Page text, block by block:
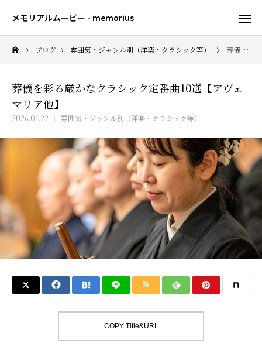
メモリアルムービー - memorius
ブログ 雰囲気・ジャンル別（洋楽・クラシック等） 葬儀を彩る厳かなクラシック定番曲10選【アヴェマリア他】
葬儀を彩る厳かなクラシック定番曲10選【アヴェ
マリア他】
2026.01.22 雰囲気・ジャンル別（洋楽・クラシック等）
COPY Title&URL